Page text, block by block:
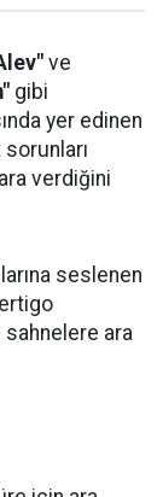
ve
gibi
yer edinen
verdiğini
seslenen
sahnelere ara